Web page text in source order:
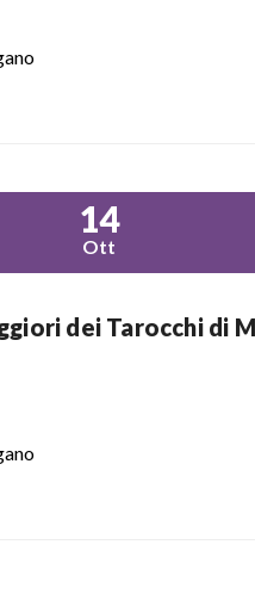
14
Ott
dei Tarocchi di